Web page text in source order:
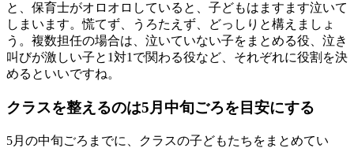
と、保育士がオロオロしていると、子どもはますます泣いて
しまいます。慌てず、うろたえず、どっしりと構えましょ
う。複数担任の場合は、泣いていない子をまとめる役、泣き
叫びが激しい子と1対1で関わる役など、それぞれに役割を決
めるといいですね。
クラスを整えるのは5月中旬ごろを目安にする
5月の中旬ごろまでに、クラスの子どもたちをまとめてい